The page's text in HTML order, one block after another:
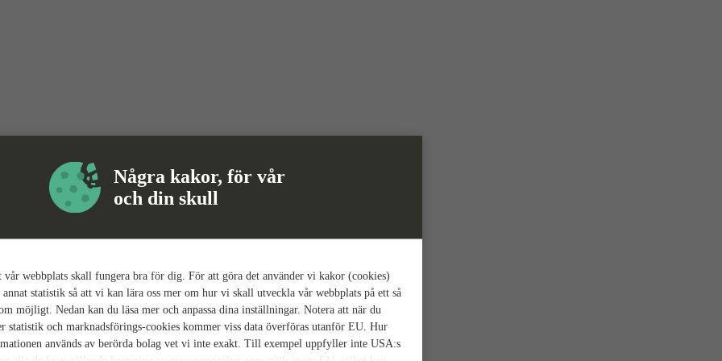
Några kakor, för vår
och din skull
webbplats skall fungera bra för dig. För att göra det använder vi kakor (cookies)
statistik så att vi kan lära oss mer om hur vi skall utveckla vår webbplats på ett så
möjligt. Nedan kan du läsa mer och anpassa dina inställningar. Notera att när du
statistik och marknadsförings-cookies kommer viss data överföras utanför EU. Hur
används av berörda bolag vet vi inte exakt. Till exempel uppfyller inte USA:s